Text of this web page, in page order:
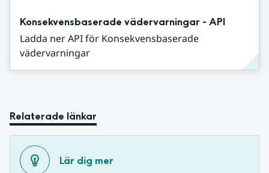
Konsekvensbaserade vädervarningar - API
Ladda ner API för Konsekvensbaserade
vädervarningar
Relaterade länkar
Lär dig mer